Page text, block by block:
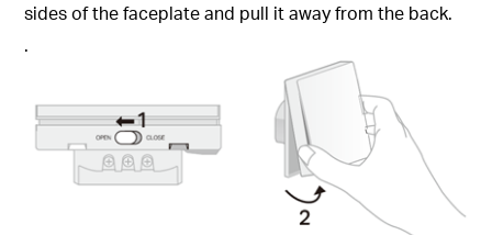
sides of the faceplate and pull it away from the back.
.